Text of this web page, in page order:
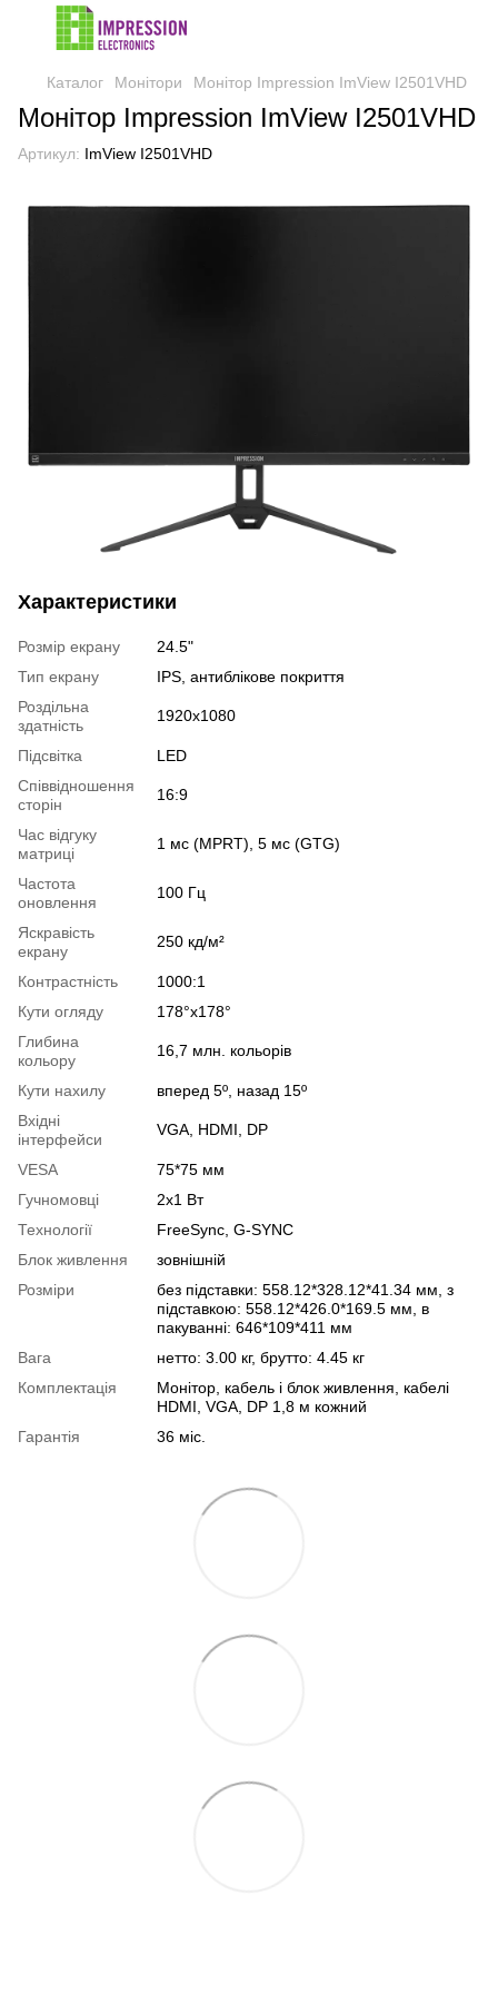
Каталог Монітори Монітор Impression ImView I2501VHD
Монітор Impression ImView I2501VHD
Артикул: ImView I2501VHD
Характеристики
Розмір екрану
24.5"
Тип екрану
IPS, антиблікове покриття
Роздільна
здатність
1920x1080
Підсвітка
LED
Співвідношення
сторін
16:9
Час відгуку
матриці
1 мс (MPRT), 5 мс (GTG)
Частота
оновлення
100 Гц
Яскравість
екрану
250 кд/м²
Контрастність
1000:1
Кути огляду
178°x178°
Глибина
кольору
16,7 млн. кольорів
Кути нахилу
вперед 5º, назад 15º
Вхідні
інтерфейси
VGA, HDMI, DP
VESA
75*75 мм
Гучномовці
2х1 Вт
Технології
FreeSync, G-SYNC
Блок живлення
зовнішній
Розміри
без підставки: 558.12*328.12*41.34 мм, з
підставкою: 558.12*426.0*169.5 мм, в
пакуванні: 646*109*411 мм
Вага
нетто: 3.00 кг, брутто: 4.45 кг
Комплектація
Монітор, кабель і блок живлення, кабелі
HDMI, VGA, DP 1,8 м кожний
Гарантія
36 міс.